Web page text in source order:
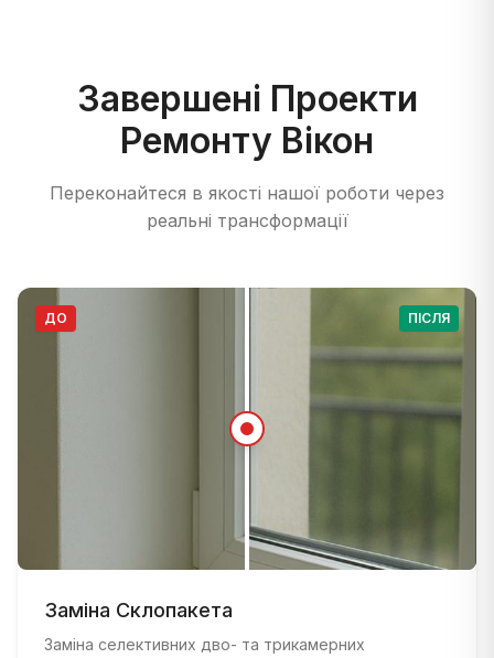
Завершені Проекти
Ремонту Вікон
Переконайтеся в якості нашої роботи через
реальні трансформації
ДО ПІСЛЯ
ПІСЛЯ:Сучасне вікно з подвійним склінням та
Заміна Склопакета
Заміна селективних дво- та трикамерних